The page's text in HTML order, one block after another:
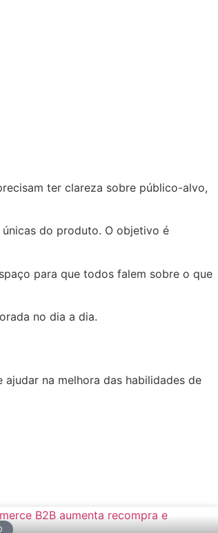
ter clareza sobre público-alvo,
do produto. O objetivo é
para que todos falem sobre o que
no dia a dia.
na melhora das habilidades de